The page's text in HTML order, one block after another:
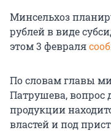
Минсельхоз
рублей в виде
этом 3 февраля
По словам главы
Патрушева, вопрос
продукции
властей и под